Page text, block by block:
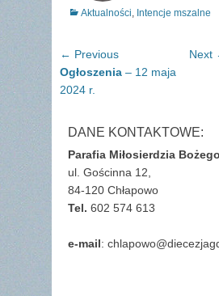
Categories
Aktualności, Intencje mszalne
Nawigacja
wpisu
← PreviousPrevious
post:
Ogłoszenia – 12 maja
2024 r.
Next
DANE KONTAKTOWE:
Parafia Miłosierdzia
ul. Gościnna 12,
84-120 Chłapowo
Tel. 602 574 613
e-mail: